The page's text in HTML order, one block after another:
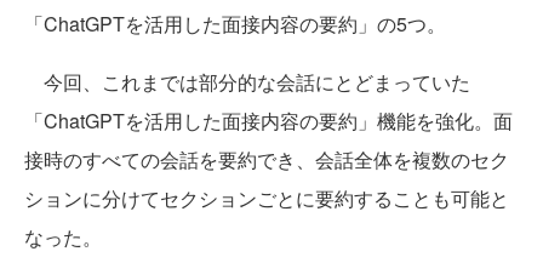
「ChatGPTを活用した面接内容の要約」の5つ。
今回、これまでは部分的な会話にとどまっていた
「ChatGPTを活用した面接内容の要約」機能を強化。面
接時のすべての会話を要約でき、会話全体を複数のセク
ションに分けてセクションごとに要約することも可能と
なった。